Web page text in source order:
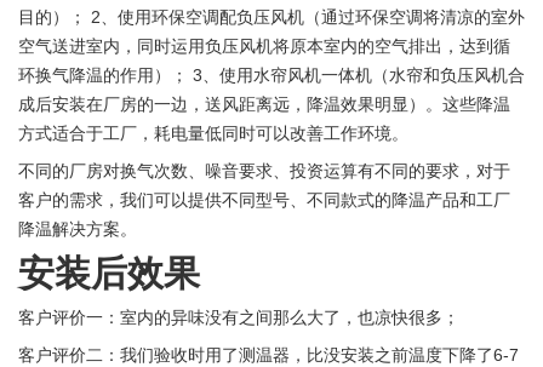
目的）； 2、使用环保空调配负压风机（通过环保空调将清凉的室外
空气送进室内，同时运用负压风机将原本室内的空气排出，达到循
环换气降温的作用）； 3、使用水帘风机一体机（水帘和负压风机合
成后安装在厂房的一边，送风距离远，降温效果明显）。这些降温
方式适合于工厂，耗电量低同时可以改善工作环境。
不同的厂房对换气次数、噪音要求、投资运算有不同的要求，对于
客户的需求，我们可以提供不同型号、不同款式的降温产品和工厂
降温解决方案。
安装后效果
客户评价一：室内的异味没有之间那么大了，也凉快很多；
客户评价二：我们验收时用了测温器，比没安装之前温度下降了6-7